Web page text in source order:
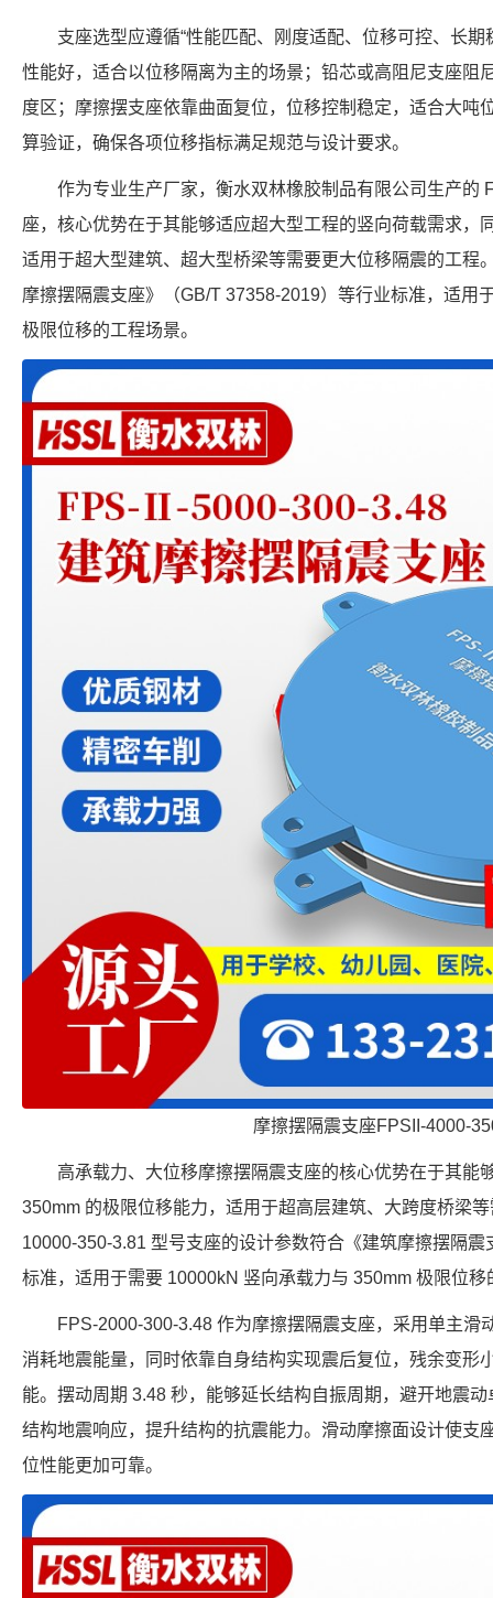
支座选型应遵循“性能匹配、刚度适配、位移可控、长
性能好，适合以位移隔离为主的场景；铅芯或高阻尼支座阻
度区；摩擦摆支座依靠曲面复位，位移控制稳定，适合大吨
算验证，确保各项位移指标满足规范与设计要求。
作为专业生产厂家，衡水双林橡胶制品有限公司生产的
座，核心优势在于其能够适应超大型工程的竖向荷载需求，
适用于超大型建筑、超大型桥梁等需要更大位移隔震的工程
摩擦摆隔震支座》（GB/T 37358-2019）等行业标准，适用
极限位移的工程场景。
摩擦摆隔震支座FPSII-4000-
高承载力、大位移摩擦摆隔震支座的核心优势在于其能
350mm 的极限位移能力，适用于超高层建筑、大跨度桥梁
10000-350-3.81 型号支座的设计参数符合《建筑摩擦摆隔
标准，适用于需要 10000kN 竖向承载力与 350mm 极限位移
FPS-2000-300-3.48 作为摩擦摆隔震支座，采用单主滑
消耗地震能量，同时依靠自身结构实现震后复位，残余变形
能。摆动周期 3.48 秒，能够延长结构自振周期，避开地震
结构地震响应，提升结构的抗震能力。滑动摩擦面设计使支
位性能更加可靠。